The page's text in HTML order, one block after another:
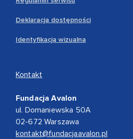
Deklaracja dostępności
Identyfikacja wizualna
Kontakt
Fundacja Avalon
ul. Domaniewska 50A
02-672 Warszawa
kontakt@fundacjaavalon.pl